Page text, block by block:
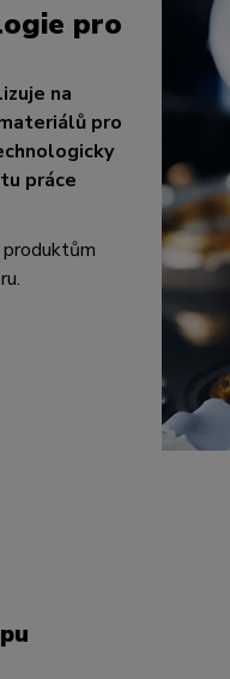
pro
na
pro
práce